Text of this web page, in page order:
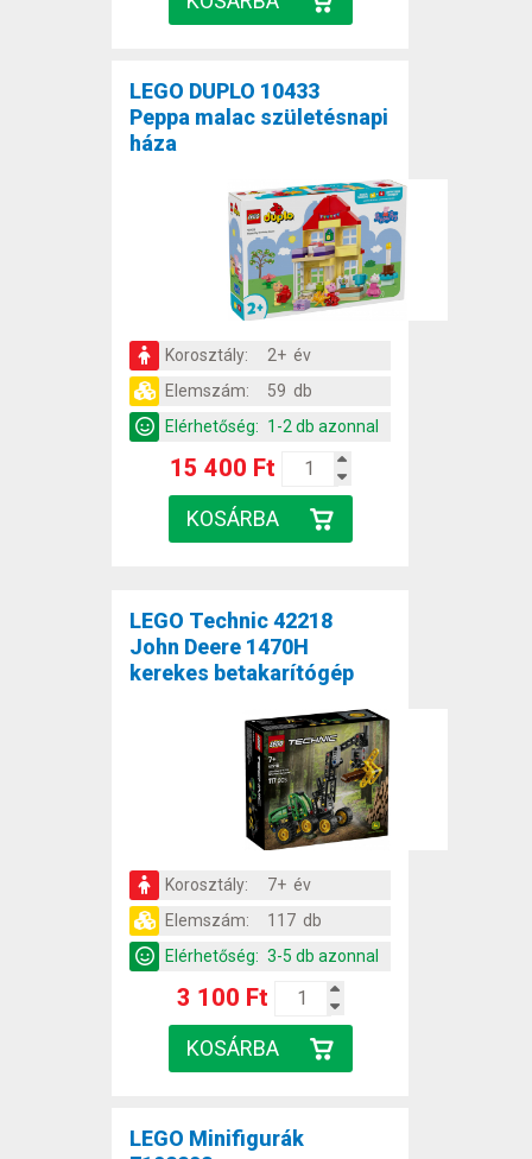
LEGO DUPLO 10433
Peppa malac születésnapi
háza
Korosztály:
2+ év
Elemszám:
59 db
Elérhetőség: 1-2 db azonnal
15 400 Ft
LEGO Technic 42218
John Deere 1470H
kerekes betakarítógép
Korosztály:
7+ év
Elemszám:
117 db
Elérhetőség: 3-5 db azonnal
3 100 Ft
LEGO Minifigurák